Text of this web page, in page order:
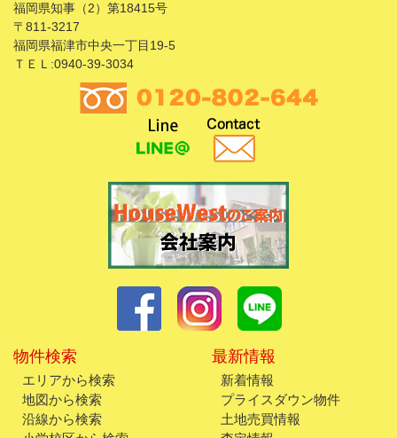
福岡県知事（2）第18415号
〒811-3217
福岡県福津市中央一丁目19-5
ＴＥＬ:0940-39-3034
物件検索
エリアから検索
地図から検索
沿線から検索
最新情報
新着情報
プライスダウン物件
土地売買情報